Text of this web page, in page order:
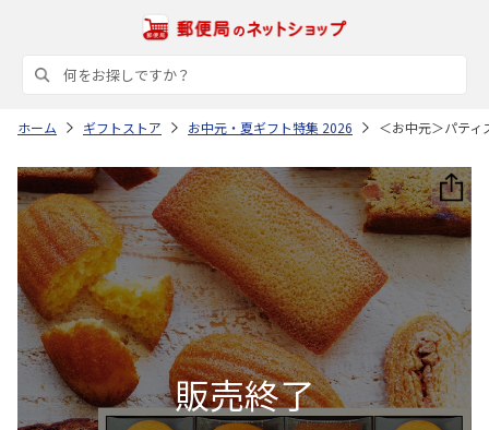
ホーム ギフトストア お中元・夏ギフト特集 2026 ＜お中元＞パテ